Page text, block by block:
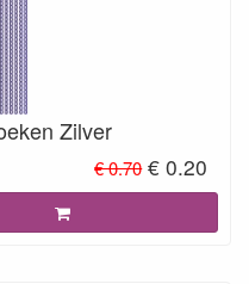
Zilver
€ 0.70 € 0.20